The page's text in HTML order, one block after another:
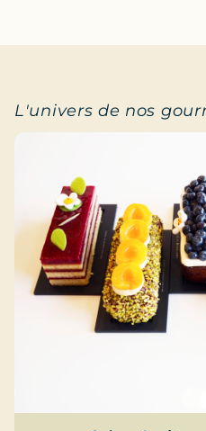
L'univers de nos